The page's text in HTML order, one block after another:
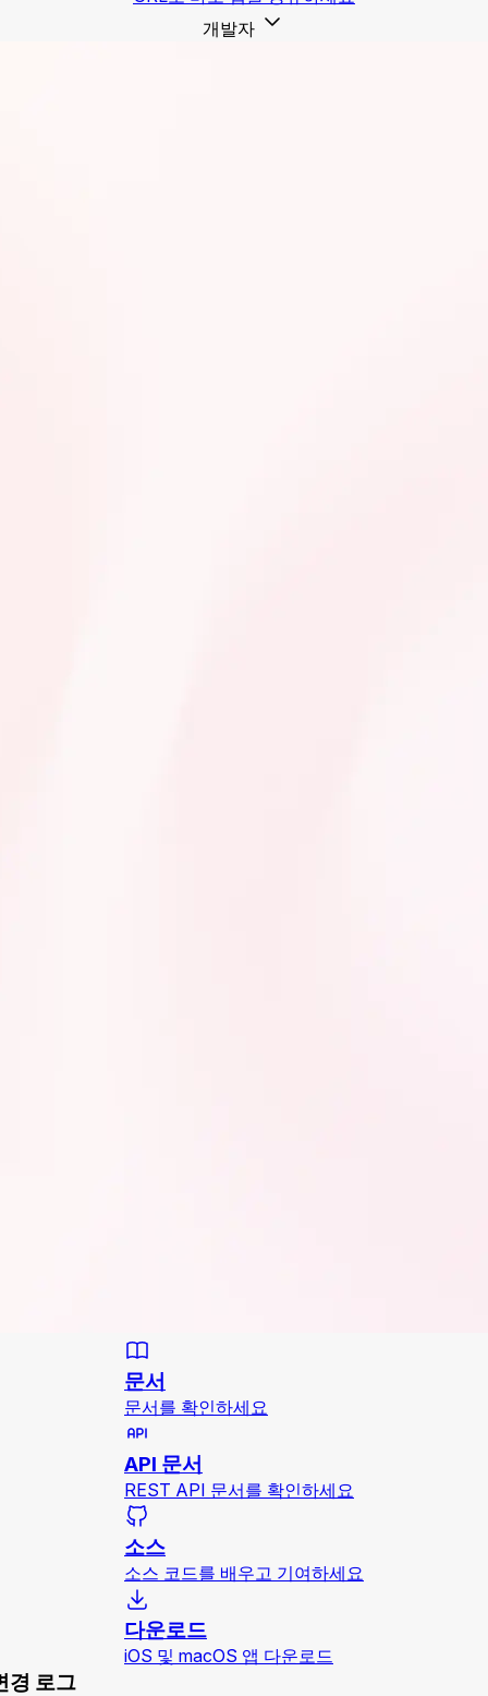
개발자
문서
문서를 확인하세요
API 문서
REST API 문서를 확인하세요
소스
소스 코드를 배우고 기여하세요
다운로드
iOS 및 macOS 앱 다운로드
경 로그